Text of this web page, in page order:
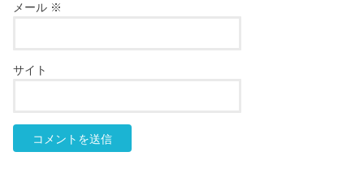
メール ※
サイト